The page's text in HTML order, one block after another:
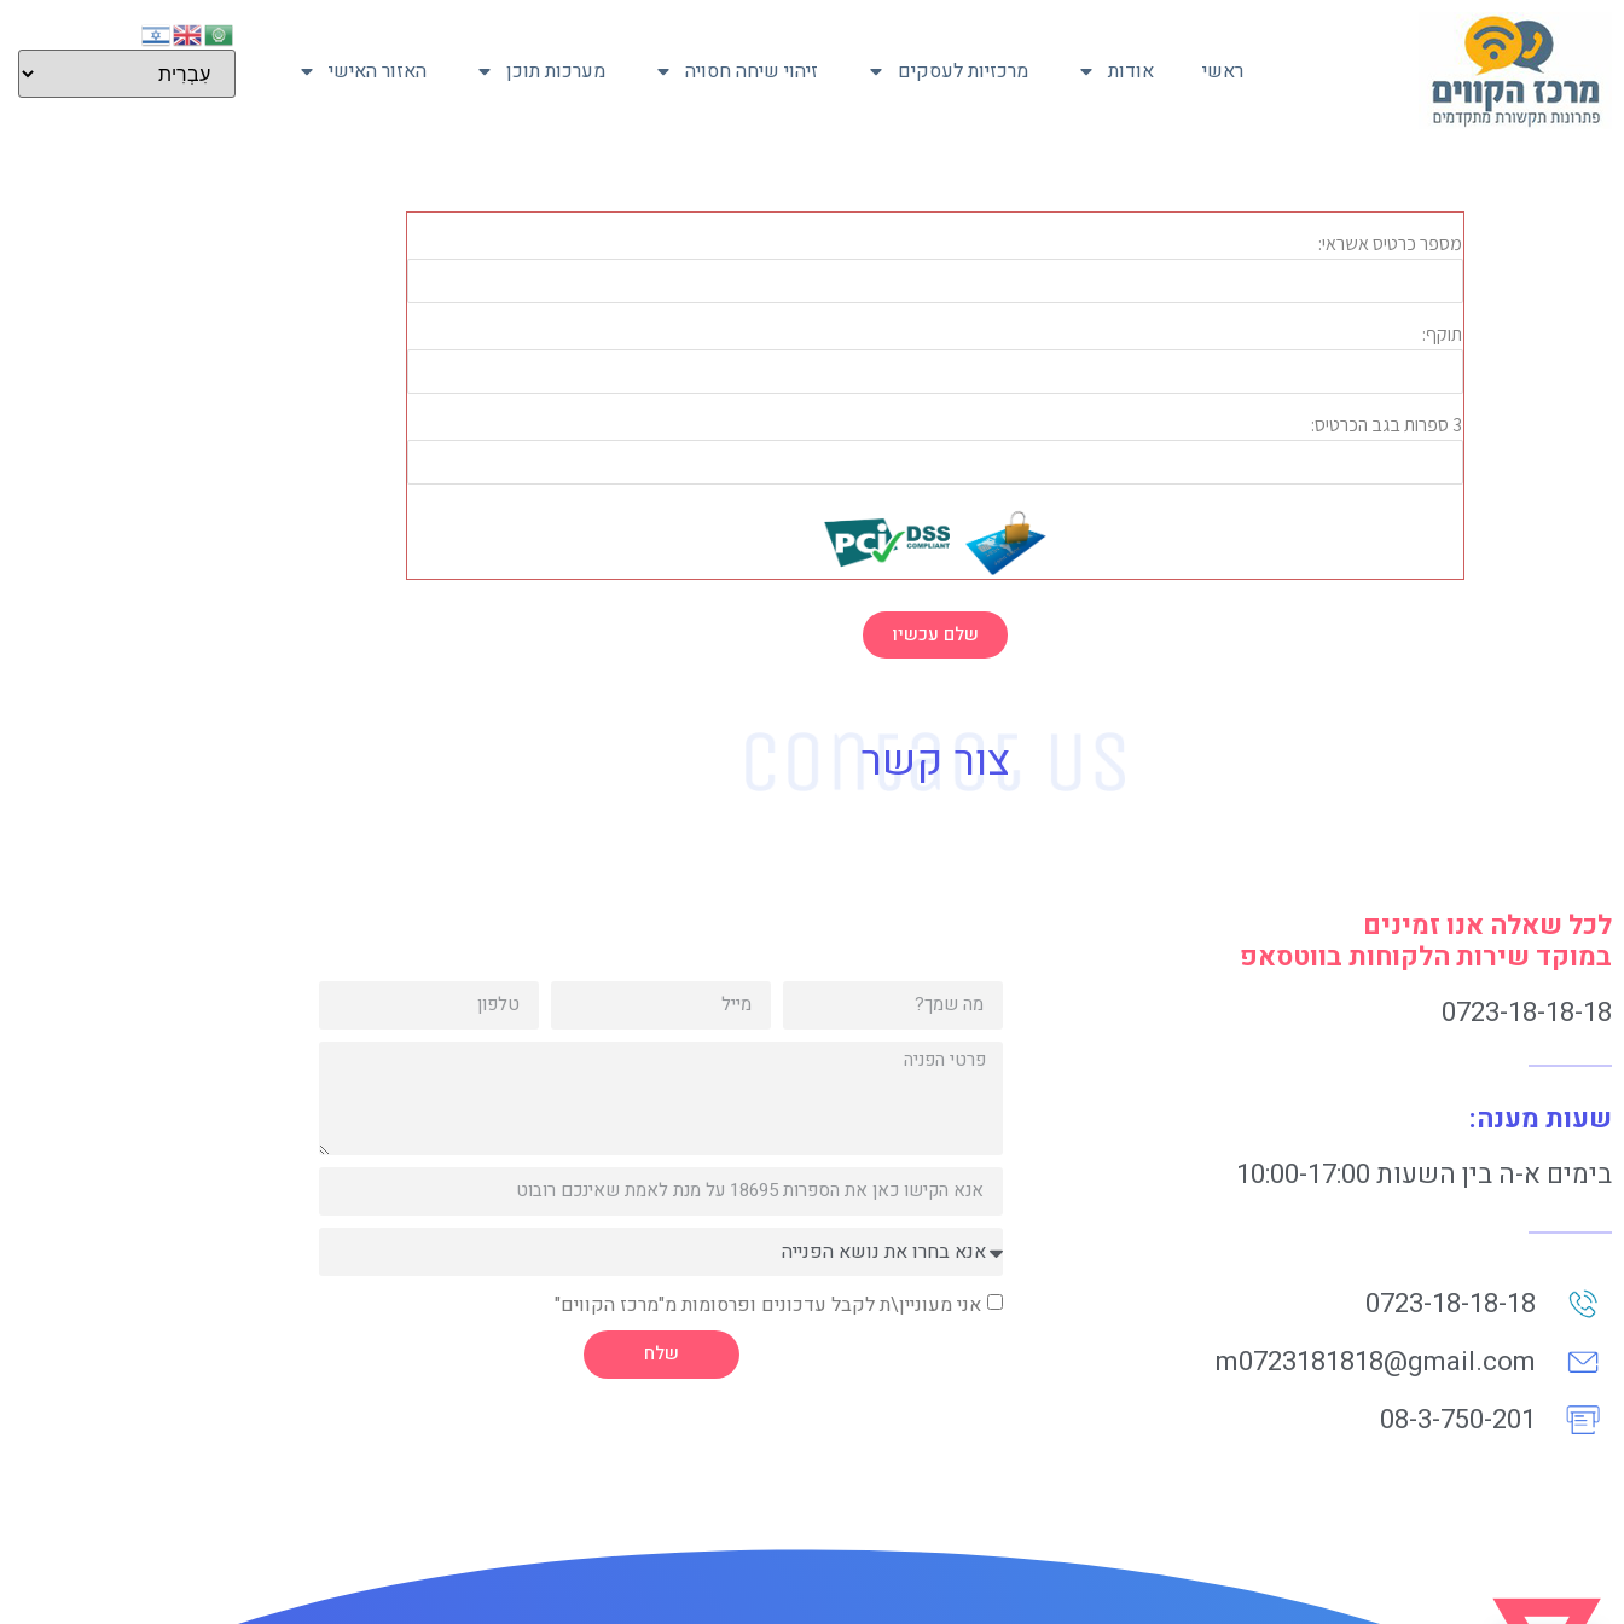
ראשי אודות מרכזיות לעסקים זיהוי שיחה חסויה מערכות תוכן האזור האישי
שלם עכשיו
צור קשר
לכל שאלה אנו זמינים
במוקד שירות הלקוחות בווטסאפ
0723-18-18-18
שעות מענה:
בימים א-ה בין השעות 10:00-17:00
0723-18-18-18
m0723181818@gmail.com
08-3-750-201
אני מעוניין\ת לקבל עדכונים ופרסומות מ"מרכז הקווים"
שלח